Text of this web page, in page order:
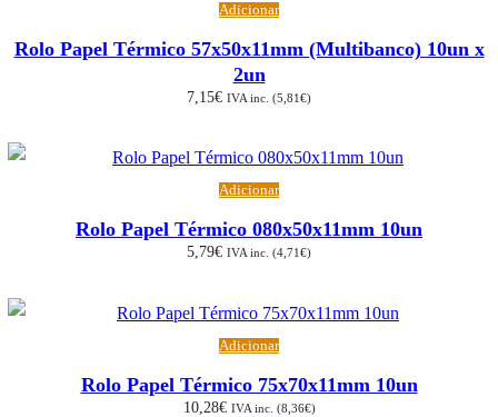
Adicionar
Rolo Papel Térmico 57x50x11mm (Multibanco) 10un x
2un
7,15€ IVA inc. (5,81€)
Adicionar
Rolo Papel Térmico 080x50x11mm 10un
5,79€ IVA inc. (4,71€)
Adicionar
Rolo Papel Térmico 75x70x11mm 10un
10,28€ IVA inc. (8,36€)